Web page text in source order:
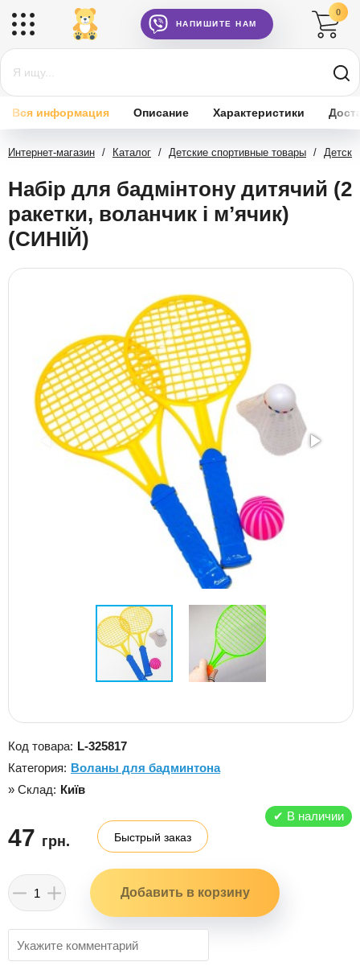
НАПИШИТЕ НАМ
0
Вся информация Описание Характеристики
Интернет-магазин / Каталог / Детские спортивные товары /
Набір для бадмінтону дитячий (2
ракетки, воланчик і мʼячик)
(СИНІЙ)
Код товара: L-325817
Категория: Воланы для бадминтона
» Склад: Київ
✔ В наличии
47 грн. Быстрый заказ